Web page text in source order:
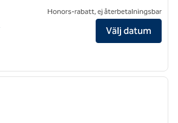
Hilton Garden Inn Charlotte/SouthPark
Honors-rabatt, ej återbetalningsbar
Välj datum
nästa